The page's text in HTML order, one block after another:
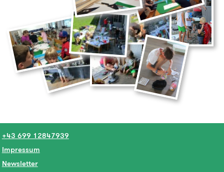
+43 699 12847939
Impressum
Newsletter